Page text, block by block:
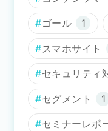
ゴール 1
スマホサイト
セキュリティ
セグメント 1
セミナーレポ